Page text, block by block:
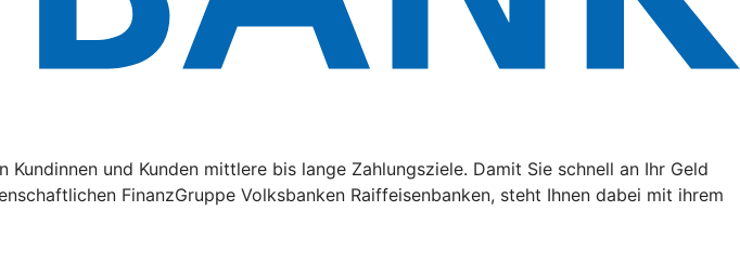
und Kunden mittlere bis lange Zahlungsziele. Damit Sie schnell an Ihr Geld
FinanzGruppe Volksbanken Raiffeisenbanken, steht Ihnen dabei mit ihrem